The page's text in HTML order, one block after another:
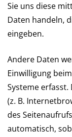
Sie uns diese
Daten handeln,
eingeben.
Andere Daten
Einwilligung
Systeme
(z. B.
des
automatisch,